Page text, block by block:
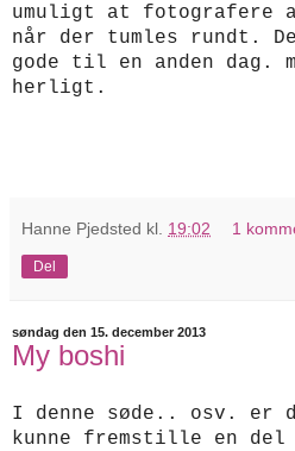
umuligt at fotografere
når der tumles rundt.
gode til en anden dag.
herligt.
Hanne Pjedsted kl. 19:02 1
Del
søndag den 15. december 2013
My boshi
I denne søde.. osv. er
kunne fremstille en del